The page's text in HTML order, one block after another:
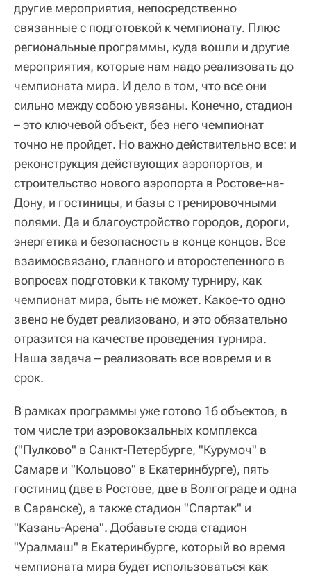
другие мероприятия, непосредственно
связанные с подготовкой к чемпионату. Плюс
региональные программы, куда вошли и другие
мероприятия, которые нам надо реализовать до
чемпионата мира. И дело в том, что все они
сильно между собою увязаны. Конечно, стадион
– это ключевой объект, без него чемпионат
точно не пройдет. Но важно действительно все: и
реконструкция действующих аэропортов, и
строительство нового аэропорта в Ростове-на-
Дону, и гостиницы, и базы с тренировочными
полями. Да и благоустройство городов, дороги,
энергетика и безопасность в конце концов. Все
взаимосвязано, главного и второстепенного в
вопросах подготовки к такому турниру, как
чемпионат мира, быть не может. Какое-то одно
звено не будет реализовано, и это обязательно
отразится на качестве проведения турнира.
Наша задача – реализовать все вовремя и в
срок.
В рамках программы уже готово 16 объектов, в
том числе три аэровокзальных комплекса
("Пулково" в Санкт-Петербурге, "Курумоч" в
Самаре и "Кольцово" в Екатеринбурге), пять
гостиниц (две в Ростове, две в Волгограде и одна
в Саранске), а также стадион "Спартак" и
"Казань-Арена". Добавьте сюда стадион
"Уралмаш" в Екатеринбурге, который во время
чемпионата мира будет использоваться как